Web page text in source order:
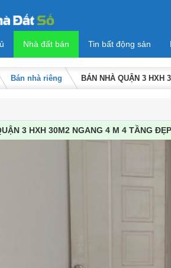
Nhà đất bán Tin bất động sản
Bán nhà riêng BÁN NHÀ QUẬN 3 HXH
3 HXH 30M2 NGANG 4 M 4 TẦNG